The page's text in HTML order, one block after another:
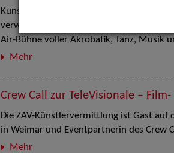
Kunst, Live-Acts und Aktionen für
verwandelt den Schlossplatz am 18. Juli
Air-Bühne voller Akrobatik, Tanz, Musik
Mehr
Crew Call zur TeleVisionale –
Die ZAV-Künstlervermittlung ist Gast auf
in Weimar und Eventpartnerin des Crew
Mehr